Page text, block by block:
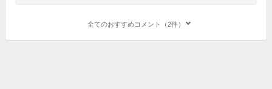
全てのおすすめコメント（2件）